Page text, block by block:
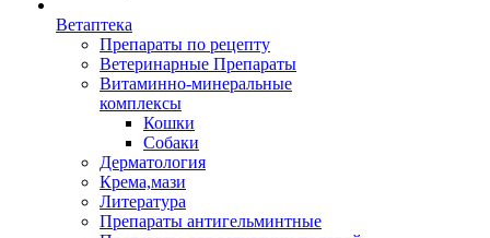
Ветаптека
Препараты по рецепту
Ветеринарные Препараты
Витаминно-минеральные
комплексы
Кошки
Собаки
Дерматология
Крема,мази
Литература
Препараты антигельминтные